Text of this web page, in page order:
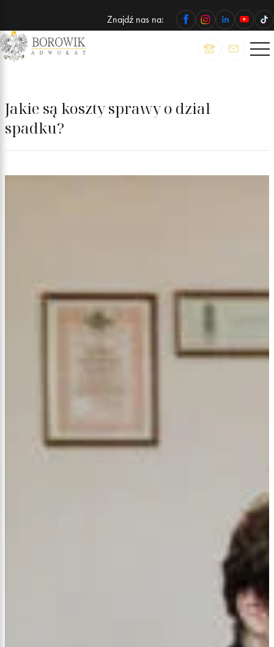
Znajdź nas na:
ADWOKAT
Wojciech
Jakie są koszty sprawy o dział
spadku?